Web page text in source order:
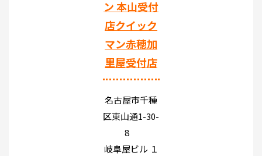
ン 本山受付
店クイック
マン赤穂加
里屋受付店
名古屋市千種
区東山通1-30-
8
岐阜屋ビル １